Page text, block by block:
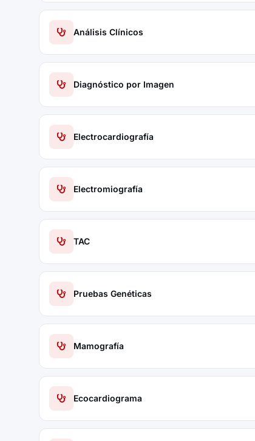
Análisis Clínicos
Diagnóstico por Imagen
Electrocardiografía
Electromiografía
TAC
Pruebas Genéticas
Mamografía
Ecocardiograma